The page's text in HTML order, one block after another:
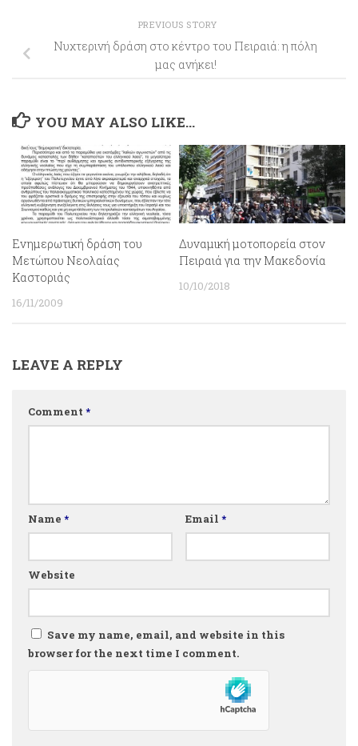
PREVIOUS STORY
Νυχτερινή δράση στο κέντρο του Πειραιά: η πόλη
μας ανήκει!
YOU MAY ALSO LIKE...
Ενημερωτική δράση του
Μετώπου Νεολαίας
Καστοριάς
16/11/2009
Δυναμική μοτοπορεία στον
Πειραιά για την Μακεδονία
10/10/2018
LEAVE A REPLY
Comment *
Name * Email *
Website
Save my name, email, and website in this
browser for the next time I comment.